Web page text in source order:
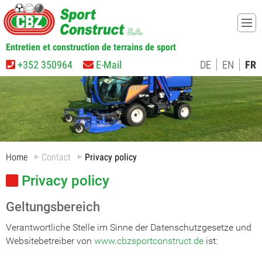
Home Contact Privacy policy
Privacy policy
Geltungsbereich
Verantwortliche Stelle im Sinne der Datenschutzgesetze und
Websitebetreiber von www.cbzsportconstruct.de ist:
Entretien et construction de terrains de sport
+352 350964 E-Mail DE EN FR